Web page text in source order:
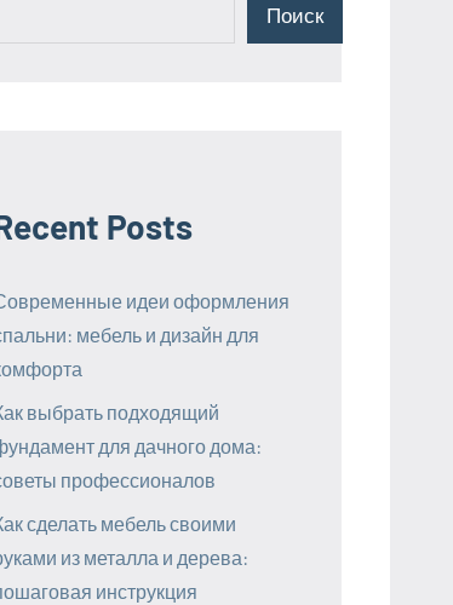
Поиск
Posts
идеи оформления
мебель и дизайн для
выбрать подходящий
для дачного дома:
профессионалов
сделать мебель своими
из металла и дерева:
инструкция